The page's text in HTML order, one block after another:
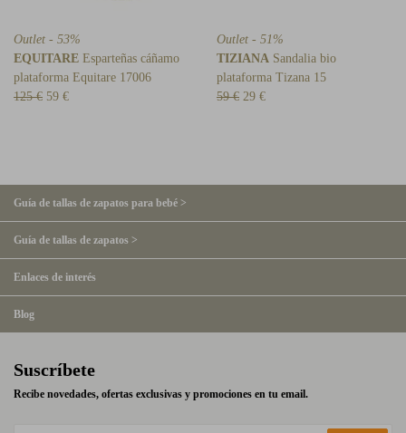
Outlet - 53%
EQUITARE Esparteñas cáñamo
plataforma Equitare 17006
125 € 59 €
Outlet - 51%
TIZIANA Sandalia bio
plataforma Tizana 15
59 € 29 €
Guía de tallas de zapatos para bebé >
Guía de tallas de zapatos >
Enlaces de interés
Blog
Suscríbete
Recibe novedades, ofertas exclusivas y promociones en tu email.